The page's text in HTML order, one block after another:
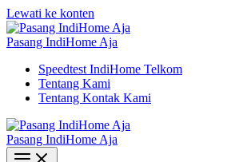
Lewati ke konten
Pasang IndiHome Aja
Speedtest IndiHome Telkom
Tentang Kami
Tentang Kontak Kami
Pasang IndiHome Aja